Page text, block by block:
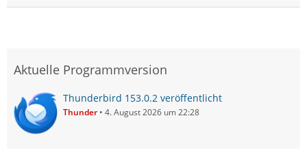
Aktuelle Programmversion
Thunderbird 153.0.2 veröffentlicht
Thunder 4. August 2026 um 22:28